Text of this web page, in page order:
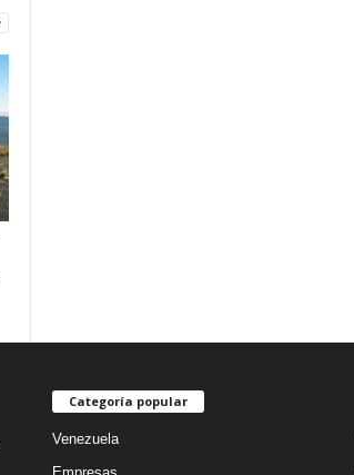
Categoría popular
Venezuela